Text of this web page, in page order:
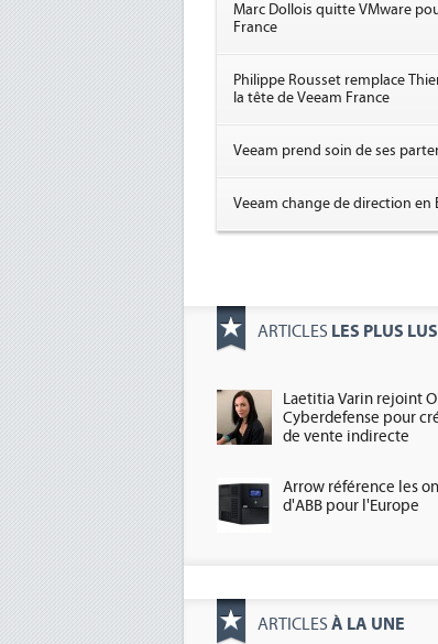
Marc Dollois quitte VMware
France
Philippe Rousset remplace
la tête de Veeam France
Veeam prend soin de ses
Veeam change de direction en
ARTICLES LES PLUS LUS
Laetitia Varin rejoint
Cyberdefense pour
de vente indirecte
Arrow référence les
d'ABB pour l'Europe
ARTICLES À LA UNE